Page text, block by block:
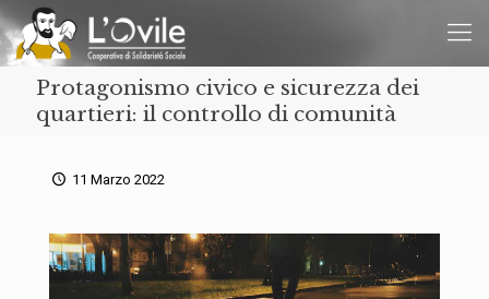
Protagonismo civico e sicurezza dei
quartieri: il controllo di comunità
11 Marzo 2022